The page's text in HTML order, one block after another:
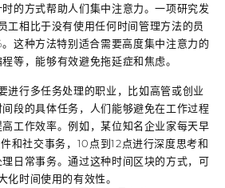
的方式帮助人们集中注意力。一项研究发
工相比于没有使用任何时间管理方法的员
这种方法特别适合需要高度集中注意力的
等，能够有效避免拖延症和焦虑。
进行多任务处理的职业，比如高管或创业
段的具体任务，人们能够避免在工作过程
工作效率。例如，某位知名企业家每天早
和社交事务，10点到12点进行深度思考和
日常事务。通过这种时间区块的方式，可
化时间使用的有效性。